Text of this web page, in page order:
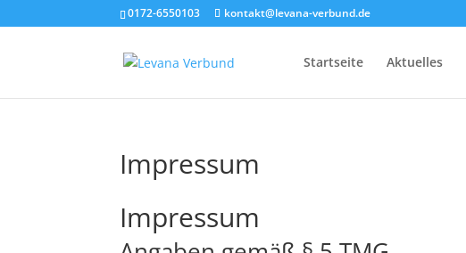
0172-6550103 kontakt@levana-verbund.de
Startseite Aktuelles
Impressum
Impressum